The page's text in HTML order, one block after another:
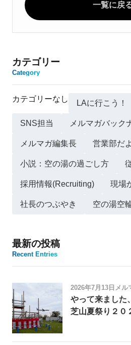
一覧に戻
カテゴリー
Category
カテゴリーなし LAに行こう！
SNS担当 メルマガバック
メルマガ編集長 営業部だ
小説：空の湯の過ごし方
採用情報(Recruiting) 現場
社長のつぶやき 空の湯空
最新の投稿
Recent Entries
2026年7月13日 メル
やって来ました、
芝山夏祭り２０